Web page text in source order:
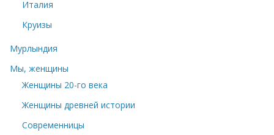
Италия
Круизы
Мурлындия
Мы, женщины
Женщины 20-го века
Женщины древней истории
Современницы